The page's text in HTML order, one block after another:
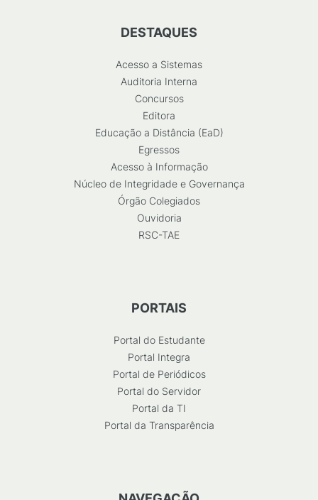
DESTAQUES
Acesso a Sistemas
Auditoria Interna
Concursos
Editora
Educação a Distância (EaD)
Egressos
Acesso à Informação
Núcleo de Integridade e Governança
Órgão Colegiados
Ouvidoria
RSC-TAE
PORTAIS
Portal do Estudante
Portal Integra
Portal de Periódicos
Portal do Servidor
Portal da TI
Portal da Transparência